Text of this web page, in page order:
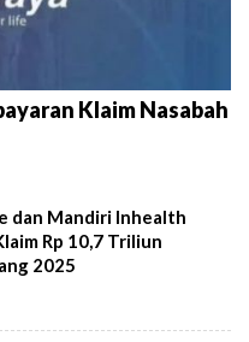
Klaim Nasabah
dan Mandiri Inhealth
Rp 10,7 Triliun
2025